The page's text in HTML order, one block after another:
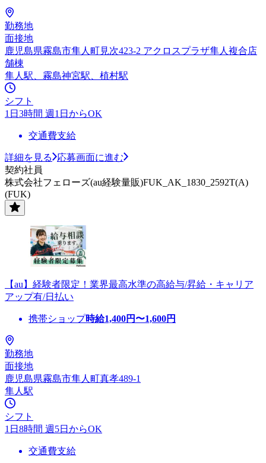
勤務地
面接地
鹿児島県霧島市隼人町見次423-2 アクロスプラザ隼人複合店
舗棟
隼人駅、霧島神宮駅、植村駅
シフト
1日3時間 週1日からOK
交通費支給
詳細を見る
応募画面に進む
契約社員
株式会社フェローズ(au経験量販)FUK_AK_1830_2592T(A)
(FUK)
【au】経験者限定！業界最高水準の高給与/昇給・キャリア
アップ有/日払い
携帯ショップ時給1,400円〜1,600円
勤務地
面接地
鹿児島県霧島市隼人町真孝489-1
隼人駅
シフト
1日8時間 週5日からOK
交通費支給